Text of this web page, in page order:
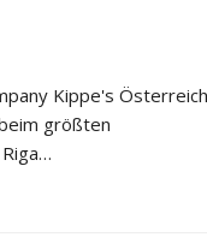
Kippe's Österreich
größten